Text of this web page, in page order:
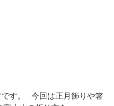
です。 今回は正月飾りや箸